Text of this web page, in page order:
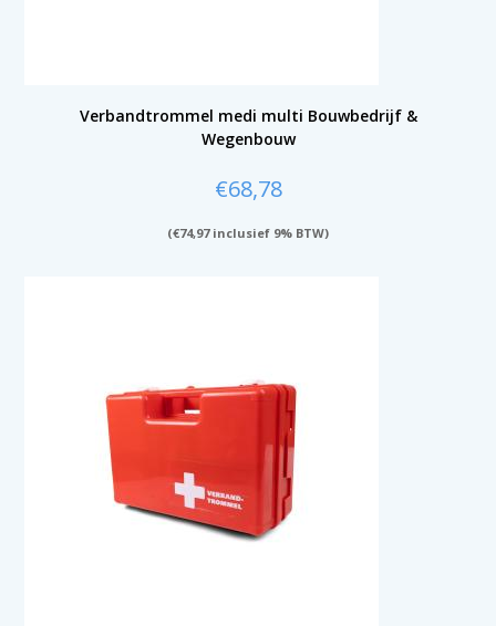
Verbandtrommel medi multi Bouwbedrijf &
Wegenbouw
€68,78
(€74,97inclusief 9% BTW)